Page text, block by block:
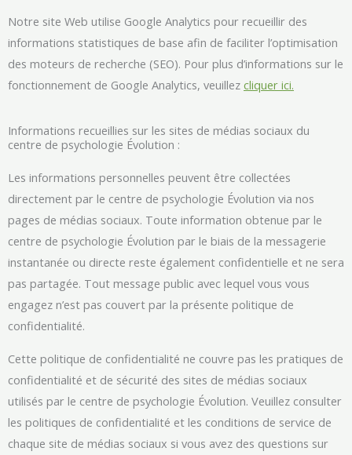
Notre site Web utilise Google Analytics pour recueillir des
informations statistiques de base afin de faciliter l’optimisation
des moteurs de recherche (SEO). Pour plus d’informations sur le
fonctionnement de Google Analytics, veuillez cliquer ici.
Informations recueillies sur les sites de médias sociaux du
centre de psychologie Évolution :
Les informations personnelles peuvent être collectées
directement par le centre de psychologie Évolution via nos
pages de médias sociaux. Toute information obtenue par le
centre de psychologie Évolution par le biais de la messagerie
instantanée ou directe reste également confidentielle et ne sera
pas partagée. Tout message public avec lequel vous vous
engagez n’est pas couvert par la présente politique de
confidentialité.
Cette politique de confidentialité ne couvre pas les pratiques de
confidentialité et de sécurité des sites de médias sociaux
utilisés par le centre de psychologie Évolution. Veuillez consulter
les politiques de confidentialité et les conditions de service de
chaque site de médias sociaux si vous avez des questions sur